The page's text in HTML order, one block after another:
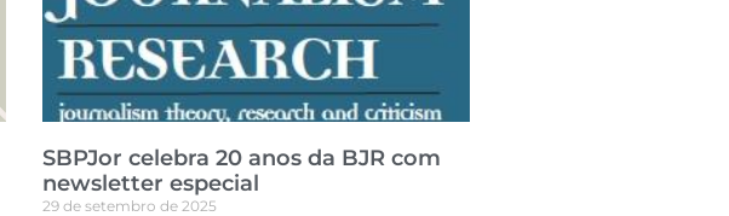
SBPJor celebra 20 anos da BJR com
newsletter especial
29 de setembro de 2025